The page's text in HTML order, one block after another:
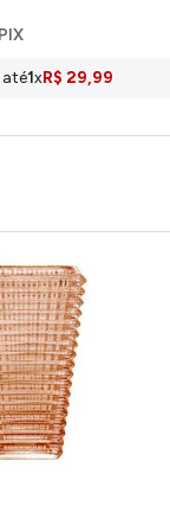
até1xR$ 29,99